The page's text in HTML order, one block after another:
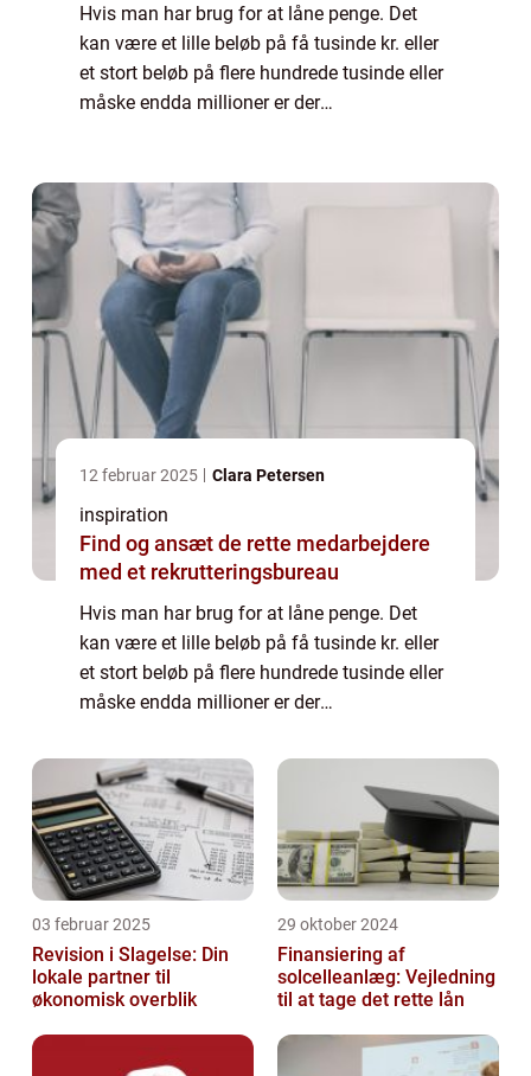
Hvis man har brug for at låne penge. Det
kan være et lille beløb på få tusinde kr. eller
et stort beløb på flere hundrede tusinde eller
måske endda millioner er der
Forskellen er...
12 februar 2025 Clara Petersen
inspiration
Find og ansæt de rette medarbejdere
med et rekrutteringsbureau
Hvis man har brug for at låne penge. Det
kan være et lille beløb på få tusinde kr. eller
et stort beløb på flere hundrede tusinde eller
måske endda millioner er der
banken og ansøge eller søge online.
Forskellen er...
03 februar 2025
Revision i Slagelse: Din
lokale partner til
økonomisk overblik
29 oktober 2024
Finansiering af
solcelleanlæg: Vejledning
til at tage det rette lån